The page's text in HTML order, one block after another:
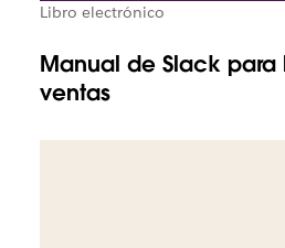
Libro electrónico
Manual de Slack
ventas